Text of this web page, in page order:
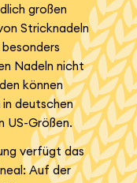
großen
Stricknadeln
Nadeln nicht
können
in deutschen
US-Größen.
verfügt das
Auf der